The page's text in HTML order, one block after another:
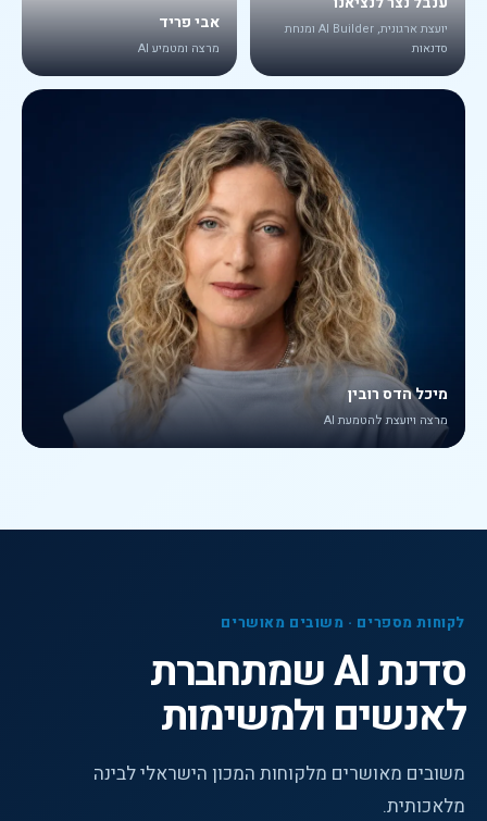
יועצת ארגונית, AI Builder ומנחת
סדנאות
אבי פריד
מרצה ומטמיע AI
מיכל הדס רובין
מרצה ויועצת להטמעת AI
לקוחות מספרים · משובים מאושרים
סדנת AI שמתחברת
לאנשים ולמשימות
משובים מאושרים מלקוחות המכון הישראלי לבינה
מלאכותית.